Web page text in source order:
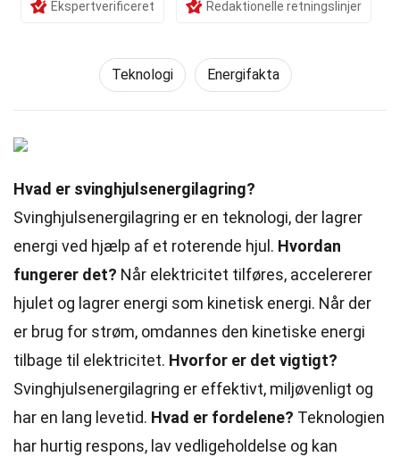
Ekspertverificeret Redaktionelle retningslinjer
Teknologi Energifakta
Hvad er svinghjulsenergilagring?
Svinghjulsenergilagring er en teknologi, der lagrer
energi ved hjælp af et roterende hjul. Hvordan
fungerer det? Når elektricitet tilføres, accelererer
hjulet og lagrer energi som kinetisk energi. Når der
er brug for strøm, omdannes den kinetiske energi
tilbage til elektricitet. Hvorfor er det vigtigt?
Svinghjulsenergilagring er effektivt, miljøvenligt og
har en lang levetid. Hvad er fordelene? Teknologien
har hurtig respons, lav vedligeholdelse og kan